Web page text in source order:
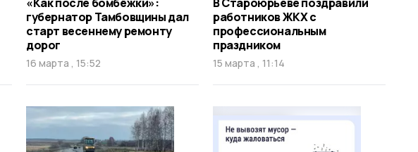
губернатор Тамбовщины дал
старт весеннему ремонту
дорог
16 марта , 15:52
работников ЖКХ с
профессиональным
праздником
15 марта , 11:14